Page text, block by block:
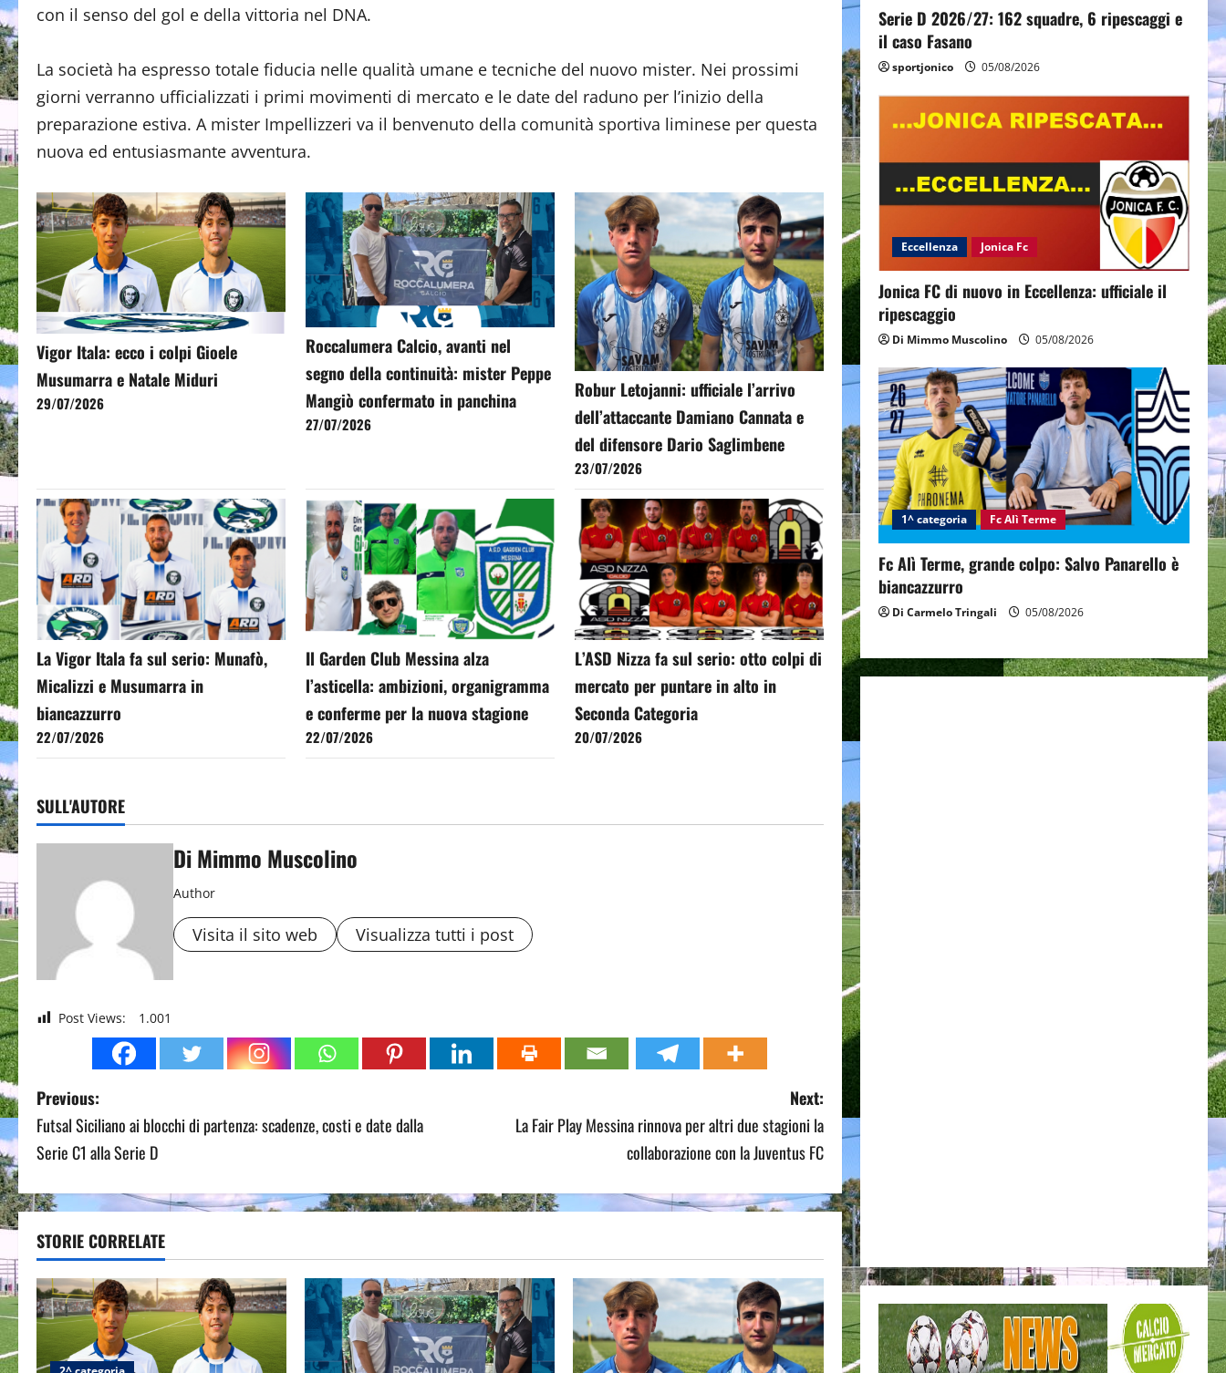
con il senso del gol e della vittoria nel DNA.
La società ha espresso totale fiducia nelle qualità umane e tecniche del nuovo mister. Nei prossimi
giorni verranno ufficializzati i primi movimenti di mercato e le date del raduno per l’inizio della
preparazione estiva. A mister Impellizzeri va il benvenuto della comunità sportiva liminese per questa
nuova ed entusiasmante avventura.
Vigor Itala: ecco i colpi Gioele
Musumarra e Natale Miduri
29/07/2026
Roccalumera Calcio, avanti nel
segno della continuità: mister Peppe
Mangiò confermato in panchina
27/07/2026
Robur Letojanni: ufficiale l’arrivo
dell’attaccante Damiano Cannata e
del difensore Dario Saglimbene
23/07/2026
La Vigor Itala fa sul serio: Munafò,
Micalizzi e Musumarra in
biancazzurro
22/07/2026
Il Garden Club Messina alza
l’asticella: ambizioni, organigramma
e conferme per la nuova stagione
22/07/2026
L’ASD Nizza fa sul serio: otto colpi di
mercato per puntare in alto in
Seconda Categoria
20/07/2026
SULL'AUTORE
Di Mimmo Muscolino
Author
Visita il sito web Visualizza tutti i post
Post Views: 1.001
P
o
t
n
a
v
Previous:
Futsal Siciliano ai blocchi di partenza: scadenze, costi e date dalla
Serie C1 alla Serie D
Next:
La Fair Play Messina rinnova per altri due stagioni la
collaborazione con la Juventus FC
STORIE CORRELATE
Serie D 2026/27: 162 squadre, 6 ripescaggi e
il caso Fasano
sportjonico 05/08/2026
Eccellenza Jonica Fc
Jonica FC di nuovo in Eccellenza: ufficiale il
ripescaggio
Di Mimmo Muscolino 05/08/2026
1^ categoria Fc Alì Terme
Fc Alì Terme, grande colpo: Salvo Panarello è
biancazzurro
Di Carmelo Tringali 05/08/2026